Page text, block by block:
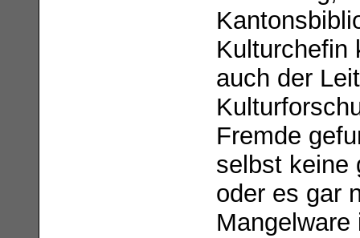
Kulturchefin
auch der
Fremde
selbst keine
oder es gar